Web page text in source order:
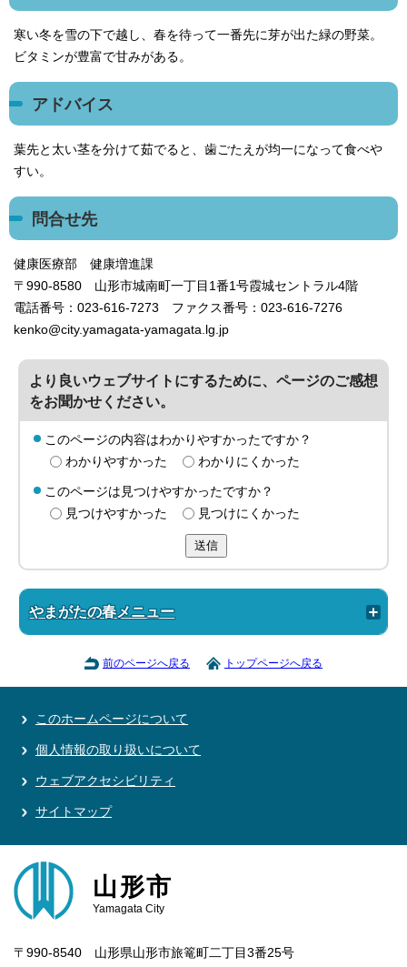
寒い冬を雪の下で越し、春を待って一番先に芽が出た緑の野菜。
ビタミンが豊富で甘みがある。
アドバイス
葉先と太い茎を分けて茹でると、歯ごたえが均一になって食べや
すい。
問合せ先
健康医療部 健康増進課
〒990-8580 山形市城南町一丁目1番1号霞城セントラル4階
電話番号：023-616-7273 ファクス番号：023-616-7276
kenko@city.yamagata-yamagata.lg.jp
より良いウェブサイトにするために、ページのご感想
をお聞かせください。
このページの内容はわかりやすかったですか？
わかりやすかった
わかりにくかった
このページは見つけやすかったですか？
見つけやすかった
見つけにくかった
送信
やまがたの春メニュー
前のページへ戻る トップページへ戻る
このホームページについて
個人情報の取り扱いについて
ウェブアクセシビリティ
サイトマップ
山形市
Yamagata City
〒990-8540 山形県山形市旅篭町二丁目3番25号